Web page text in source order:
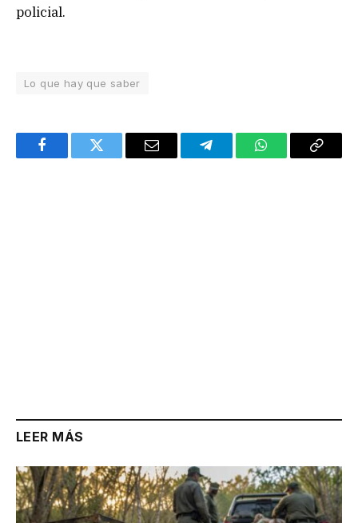
policial.
Lo que hay que saber
FacebookTwitter Email TelegramWhatsAppCopy
LEER MÁS